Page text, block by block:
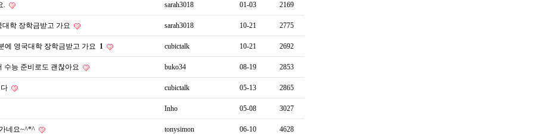
. sarah3018 01-03 2169
학 장학금받고 가요 sarah3018 10-21 2775
에 영국대학 장학금받고 가요 1 cubictalk 10-21 2692
수능 준비로도 괜찮아요 buko34 08-19 2853
cubictalk 05-13 2865
Inho 05-08 3027
네요~^*^ tonysimon 06-10 4628